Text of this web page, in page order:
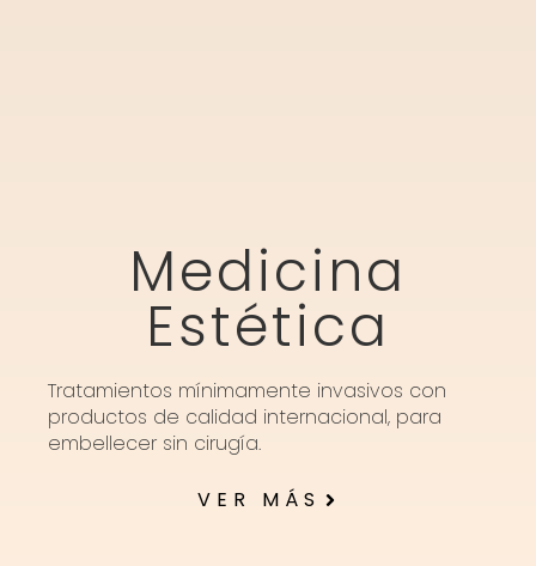
Medicina
Estética
Tratamientos mínimamente invasivos con
productos de calidad internacional, para
embellecer sin cirugía.
VER MÁS